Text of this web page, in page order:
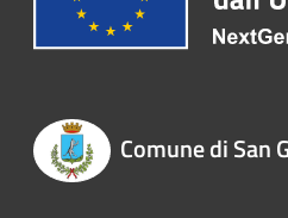
Comune di San